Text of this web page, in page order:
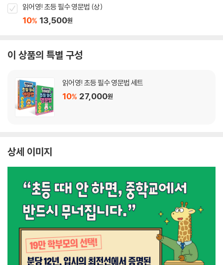
읽어영! 초등 필수 영문법 (상)
10% 13,500원
이 상품의 특별 구성
읽어영! 초등 필수 영문법 세트
10% 27,000원
상세 이미지